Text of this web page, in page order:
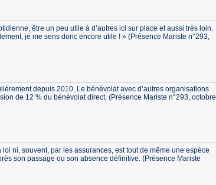
être un peu utile à d’autres ici sur place et aussi très loin.
je me sens donc encore utile ! » (Présence Mariste n°293,
depuis 2010. Le bénévolat avec d’autres organisations
de 12 % du bénévolat direct. (Présence Mariste n°293, octobre
ni, souvent, par les assurances, est tout de même une espèce
son passage ou son absence définitive. (Présence Mariste